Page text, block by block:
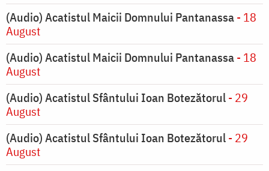
(Audio) Acatistul Maicii Domnului Pantanassa- 18
August
(Audio) Acatistul Maicii Domnului Pantanassa- 18
August
(Audio) Acatistul Sfântului Ioan Botezătorul- 29
August
(Audio) Acatistul Sfântului Ioan Botezătorul- 29
August